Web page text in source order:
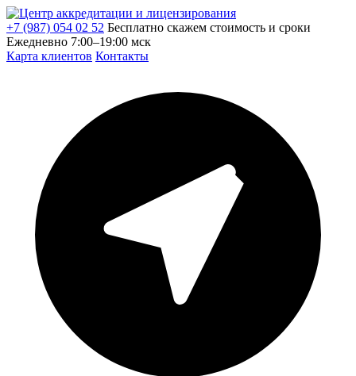
+7 (987) 054 02 52 Бесплатно скажем стоимость и сроки
Ежедневно 7:00–19:00 мск
Карта клиентов Контакты